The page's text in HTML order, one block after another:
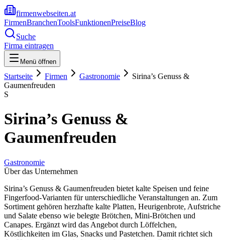
firmenwebseiten.at
FirmenBranchenToolsFunktionenPreiseBlog
Suche
Firma eintragen
Menü öffnen
Startseite Firmen Gastronomie
Sirina’s Genuss &
Gaumenfreuden
S
Sirina’s Genuss &
Gaumenfreuden
Gastronomie
Über das Unternehmen
Sirina’s Genuss & Gaumenfreuden bietet kalte Speisen und feine
Fingerfood-Varianten für unterschiedliche Veranstaltungen an. Zum
Sortiment gehören herzhafte kalte Platten, Heurigenbrote, Aufstriche
und Salate ebenso wie belegte Brötchen, Mini-Brötchen und
Canapes. Ergänzt wird das Angebot durch Löffelchen,
Köstlichkeiten im Glas, Snacks und Pastetchen. Damit richtet sich